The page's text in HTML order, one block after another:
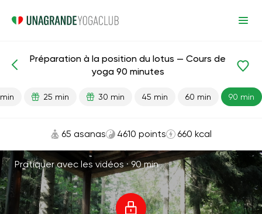
Flexibilité
Préparation à la position du lotus — Cours de
yoga 90 minutes
25 min 30 min 45 min 60 min 90 min
65 asanas 4610 points 660 kcal
Pratiquer avec les vidéos ·90 min